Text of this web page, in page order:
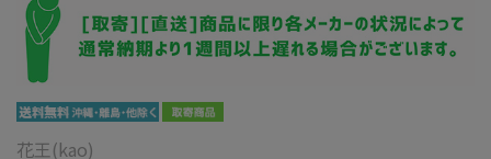
花王(kao)